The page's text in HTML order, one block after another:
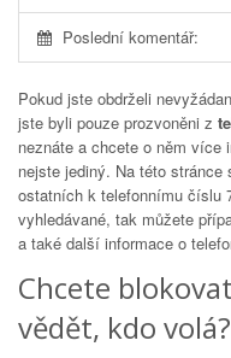
Poslední komentář:
Pokud jste obdrželi
jste byli pouze prozvoněni z
neznáte a chcete o něm více
nejste jediný. Na této
ostatních k telefonnímu číslu
vyhledávané, tak můžete
a také další informace o
Chcete
vědět, kdo volá?